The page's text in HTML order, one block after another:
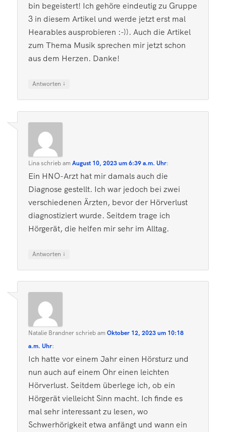
bin begeistert! Ich gehöre eindeutig zu Gruppe
3 in diesem Artikel und werde jetzt erst mal
Hearables ausprobieren :-)). Auch die Artikel
zum Thema Musik sprechen mir jetzt schon
aus dem Herzen. Danke!
Antworten ↓
LinaschriebamAugust 10, 2023 um 6:39 a.m. Uhr:
Ein HNO-Arzt hat mir damals auch die
Diagnose gestellt. Ich war jedoch bei zwei
verschiedenen Ärzten, bevor der Hörverlust
diagnostiziert wurde. Seitdem trage ich
Hörgerät, die helfen mir sehr im Alltag.
Antworten ↓
Natalie BrandnerschriebamOktober 12, 2023 um 10:18
a.m. Uhr:
Ich hatte vor einem Jahr einen Hörsturz und
nun auch auf einem Ohr einen leichten
Hörverlust. Seitdem überlege ich, ob ein
Hörgerät vielleicht Sinn macht. Ich finde es
mal sehr interessant zu lesen, wo
Schwerhörigkeit etwa anfängt und wann ein